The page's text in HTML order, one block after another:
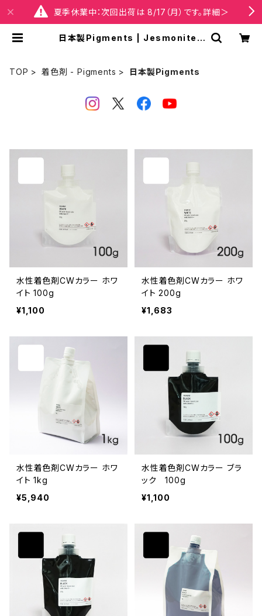
夏季休業中：次回出荷は 8/17（月）です。詳細＞
日本製Pigments | Jesmonite®
TOP 着色剤 - Pigments 日本製Pigments
水性着色剤CWカラー ホワ
イト 100g
¥1,100
水性着色剤CWカラー ホワ
イト 200g
¥1,683
水性着色剤CWカラー ホワ
イト 1kg
¥5,940
水性着色剤CWカラー ブラ
ック 100g
¥1,100